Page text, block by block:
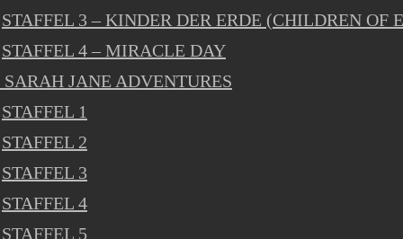
STAFFEL 3 – KINDER DER ERDE (CHILDREN OF
STAFFEL 4 – MIRACLE DAY
SARAH JANE ADVENTURES
STAFFEL 1
STAFFEL 2
STAFFEL 3
STAFFEL 4
STAFFEL 5